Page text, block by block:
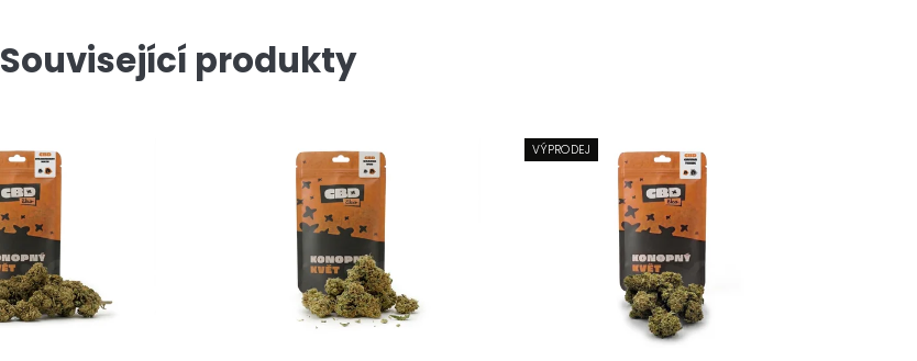
Související produkty
VÝPRODEJ